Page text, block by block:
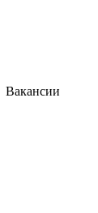
Вакансии